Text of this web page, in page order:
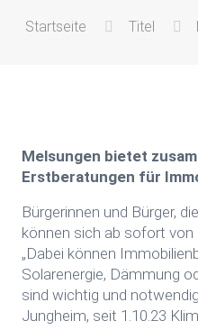
Startseite Titel
Melsungen bietet
Erstberatungen für
Bürgerinnen und Bürger,
können sich ab sofort von
„Dabei können
Solarenergie, Dämmung
sind wichtig und
Jungheim, seit 1.10.23